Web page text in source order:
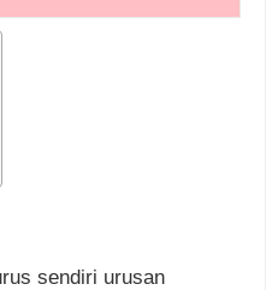
sendiri urusan